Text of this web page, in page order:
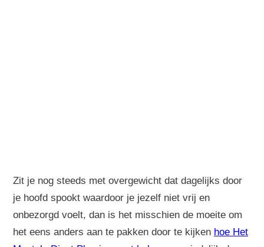
Zit je nog steeds met overgewicht dat dagelijks door
je hoofd spookt waardoor je jezelf niet vrij en
onbezorgd voelt, dan is het misschien de moeite om
het eens anders aan te pakken door te kijken hoe Het